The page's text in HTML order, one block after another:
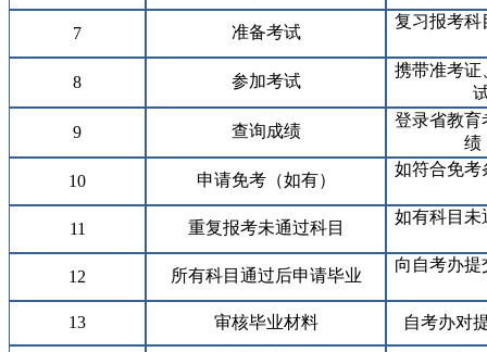
7 准备考试
复习报考科
8 参加考试
携带准考证
9 查询成绩
登录省教育
绩
10 申请免考（如有）
如符合免考
11 重复报考未通过科目
如有科目未
12 所有科目通过后申请毕业
向自考办提
13 审核毕业材料 自考办对